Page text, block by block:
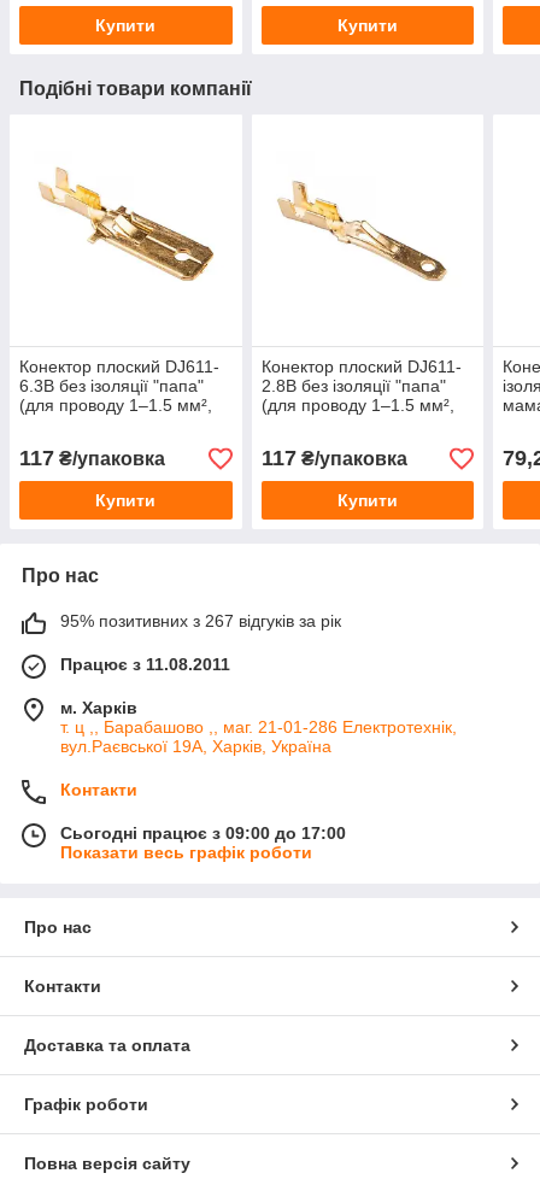
Купити Купити
Подібні товари компанії
Конектор плоский DJ611-
6.3B без ізоляції "папа"
(для проводу 1–1.5 мм²,
117 ₴/упаковка
Купити
Конектор плоский DJ611-
2.8B без ізоляції "папа"
(для проводу 1–1.5 мм²,
117₴/упаковка
Купити
Про нас
95% позитивних з 267 відгуків за рік
Працює з 11.08.2011
м. Харків
т. ц ,, Барабашово ,, маг. 21-01-286 Електротехнік,
вул.Раєвської 19А, Харків, Україна
Контакти
Сьогодні працює з 09:00 до 17:00
Показати весь графік роботи
Про нас
Контакти
Доставка та оплата
Графік роботи
Повна версія сайту